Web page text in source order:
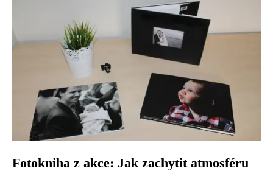
Fotokniha z akce: Jak zachytit atmosféru